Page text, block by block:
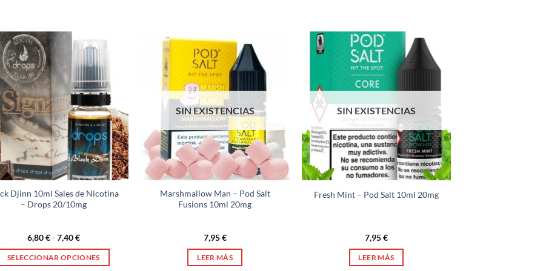
Djinn 10ml Sales de Nicotina
– Drops 20/10mg
6,80€-7,40€Rango
precios:
desde
SELECCIONAR OPCIONES
SIN EXISTENCIAS
Marshmallow Man – Pod Salt
Fusions 10ml 20mg
7,95€
LEER MÁS
SIN EXISTENCIAS
Fresh Mint – Pod Salt 10ml 20mg
7,95€
LEER MÁS